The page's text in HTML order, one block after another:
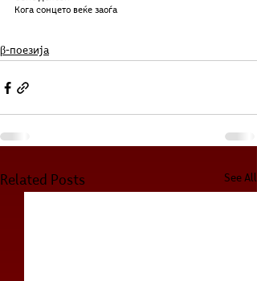
Кога сонцето веќе заоѓа
β-поезија
Related Posts See All